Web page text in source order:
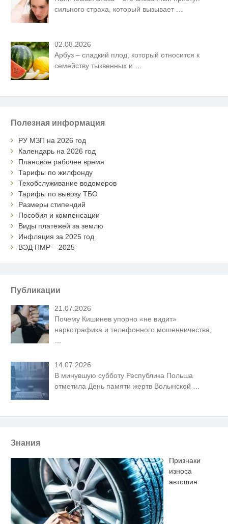
сильного страха, который вызывает
02.08.2026
Арбуз – сладкий плод, который относится к
семейству тыквенных и …
Полезная информация
РУ МЗП на 2026 год
Календарь на 2026 год
Плановое рабочее время
Тарифы по жилфонду
Техобслуживание водомеров
Тарифы по вывозу ТБО
Размеры стипендий
Пособия и компенсации
Виды платежей за землю
Инфляция за 2025 год
ВЭД ПМР – 2025
Публикации
21.07.2026
Почему Кишинев упорно «не видит»
наркотрафика и телефонного мошенничества,
14.07.2026
В минувшую субботу Республика Польша
отметила День памяти жертв Волынской
Знания
Признаки
износа
автошин